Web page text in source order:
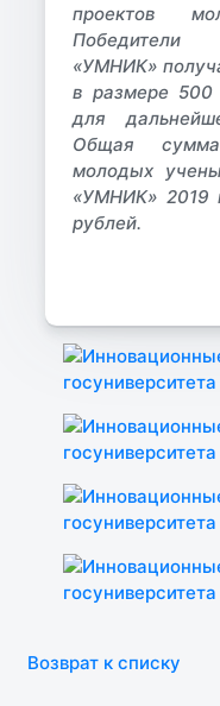
проектов
Победители
«УМНИК»
в размере 500
для
Общая
молодых
«УМНИК» 2019
рублей.
Возврат к списку